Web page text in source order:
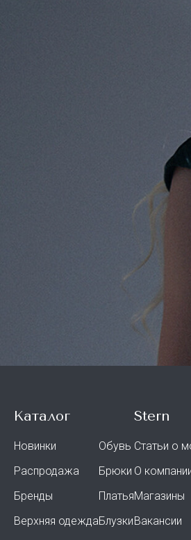
Каталог
Новинки
Распродажа
Бренды
Верхняя одежда
Обувь
Брюки
Платья
Блузки
Stern
Статьи о
О
Магазины
Вакансии